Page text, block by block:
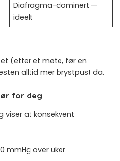
Diafragma-dominert —
ideelt
(etter et møte, før en
alltid mer brystpust da.
for deg
viser at konsekvent
mmHg over uker